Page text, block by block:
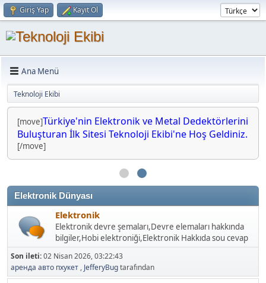
Giriş Yap Kayıt Ol
Ana Menü
Teknoloji Ekibi
[move]Türkiye'nin Elektronik ve Metal Dedektörlerini
Buluşturan İlk Sitesi Teknoloji Ekibi'ne Hoş Geldiniz.
[/move]
Elektronik Dünyası
Elektronik
Elektronik devre şemaları,Devre elemaları hakkında
bilgiler,Hobi elektroniği,Elektronik Hakkıda sou cevap
Son ileti:02 Nisan 2026, 03:22:43
аренда авто пхукет , JefferyBugtarafından